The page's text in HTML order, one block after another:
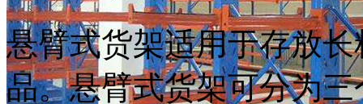
悬臂式货架适用于存放
品。悬臂式货架可分为